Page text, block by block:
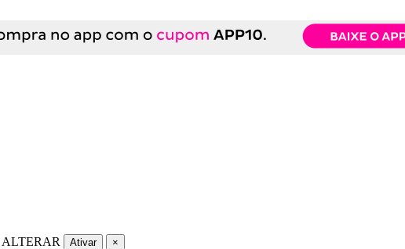
ALTERAR Ativar ×